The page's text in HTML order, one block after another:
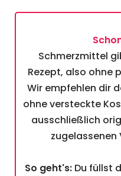
Schmerzmittel
Rezept, also ohne
Wir empfehlen dir
ohne versteckte
ausschließlich
So geht's:Du füllst